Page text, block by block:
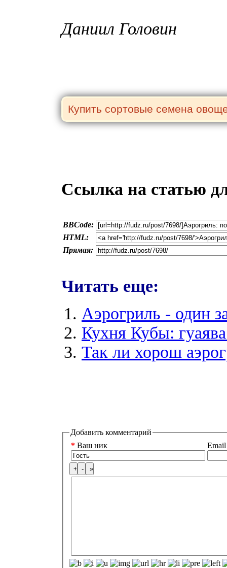
Даниил Головин
Ссылка на статью
BBCode:
HTML:
Прямая:
Читать еще:
Аэрогриль - один
Кухня Кубы:
Так ли хорош
Добавить комментарий
* Ваш ник Email